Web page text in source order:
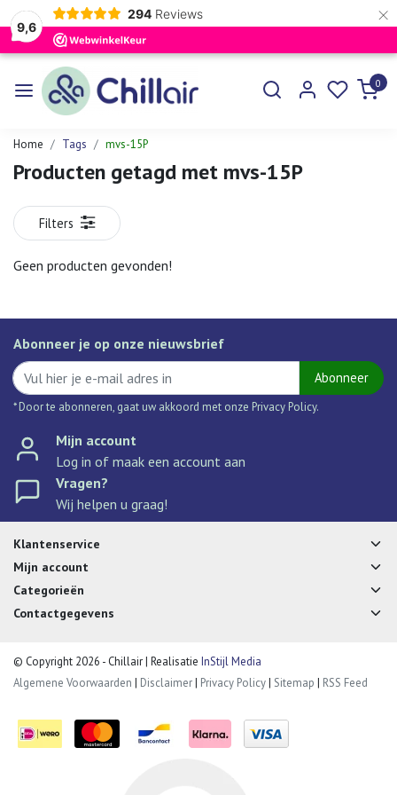
9,6
294 Reviews ×
0
Home Tags mvs-15P
Producten getagd met mvs-15P
Filters
Geen producten gevonden!
Abonneer je op onze nieuwsbrief
Abonneer
* Door te abonneren, gaat uw akkoord met onze Privacy Policy.
Mijn account
Log in of maak een account aan
Vragen?
Wij helpen u graag!
Klantenservice
Mijn account
Categorieën
Contactgegevens
© Copyright 2026 - Chillair | Realisatie InStijl Media
Algemene Voorwaarden | Disclaimer| Privacy Policy| Sitemap | RSS Feed